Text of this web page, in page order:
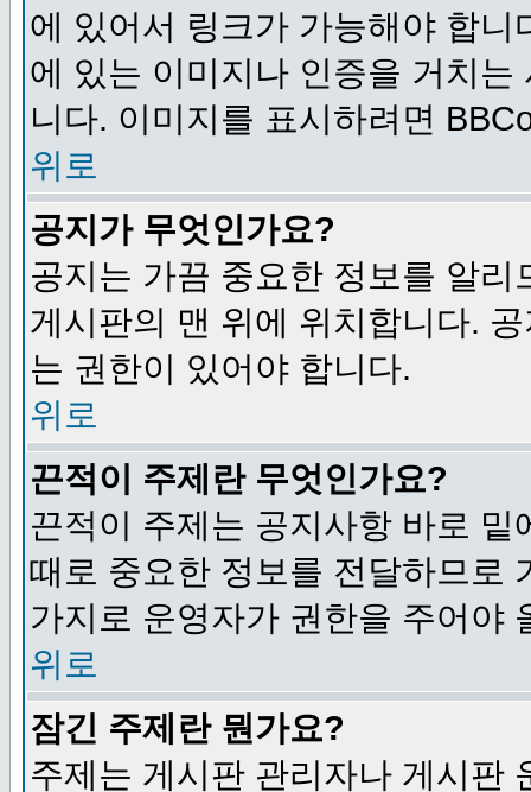
에 있어서 링크가 가능해야 합
에 있는 이미지나 인증을 거치
니다. 이미지를 표시하려면
위로
공지가 무엇인가요?
공지는 가끔 중요한 정보를 알
게시판의 맨 위에 위치합니다.
는 권한이 있어야 합니다.
위로
끈적이 주제란 무엇인가요?
끈적이 주제는 공지사항 바로
때로 중요한 정보를 전달하므로
가지로 운영자가 권한을 주어야
위로
잠긴 주제란 뭔가요?
주제는 게시판 관리자나 게시판